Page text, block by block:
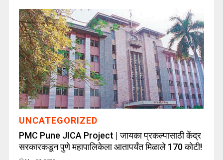
UNCATEGORIZED
PMC Pune JICA Project | जायका प्रकल्पासाठी केंद्र
सरकारकडून पुणे महापालिकेला आतापर्यंत मिळाले 170 कोटी!